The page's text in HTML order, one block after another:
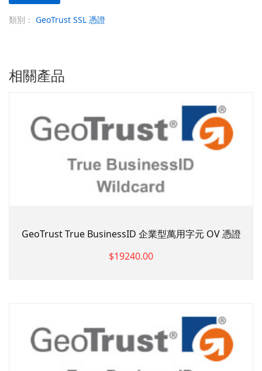
類別： GeoTrust SSL 憑證
相關產品
GeoTrust True BusinessID 企業型萬用字元 OV 憑證
$19240.00